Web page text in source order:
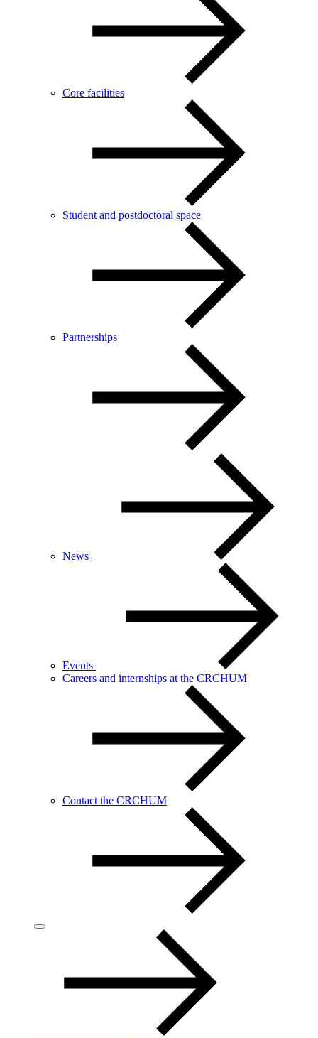
Core facilities
Student and postdoctoral space
Partnerships
News
Events
Careers and internships at the CRCHUM
Contact the CRCHUM